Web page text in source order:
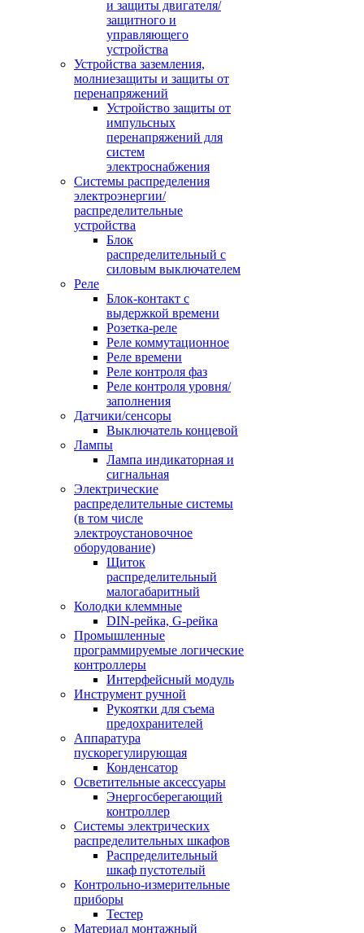
и защиты двигателя/
защитного и
управляющего
устройства
Устройства заземления,
молниезащиты и защиты от
перенапряжений
Устройство защиты от
импульсных
перенапряжений для
систем
электроснабжения
Системы распределения
электроэнергии/
распределительные
устройства
Блок
распределительный с
силовым выключателем
Реле
Блок-контакт с
выдержкой времени
Розетка-реле
Реле коммутационное
Реле времени
Реле контроля фаз
Реле контроля уровня/
заполнения
Датчики/сенсоры
Выключатель концевой
Лампы
Лампа индикаторная и
сигнальная
Электрические
распределительные системы
(в том числе
электроустановочное
оборудование)
Щиток
распределительный
малогабаритный
Колодки клеммные
DIN-рейка, G-рейка
Промышленные
программируемые логические
контроллеры
Интерфейсный модуль
Инструмент ручной
Рукоятки для съема
предохранителей
Аппаратура
пускорегулирующая
Конденсатор
Осветительные аксессуары
Энергосберегающий
контроллер
Системы электрических
распределительных шкафов
Распределительный
шкаф пустотелый
Контрольно-измерительные
приборы
Тестер
Материал монтажный